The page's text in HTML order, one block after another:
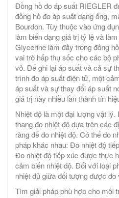
Đồng hồ đo áp suất RIEGLER
đồng hồ đo áp suất dạng ống,
Bourdon. Tùy thuộc vào ứng
làm biến dạng giá trị tỷ lệ và
Glycerine làm đầy trong đồng
vai trò hấp thụ sốc cho các bộ
vỏ. Để ghi lại áp suất và cả sự
trình đo áp suất điện tử, một
áp suất và sự thay đổi áp suất
giá trị này nhiều lần thành tín
Nhiệt độ là một đại lượng vật lý.
thang đo nhiệt độ dựa trên các
ràng để đo nhiệt độ. Có thể đo
pháp khác nhau: Đo nhiệt độ
Đo nhiệt độ tiếp xúc được thực
cảm biến nhiệt độ. Đối với loại
nhiệt đủ giữa đối tượng được đo
Tìm giải pháp phù hợp cho môi